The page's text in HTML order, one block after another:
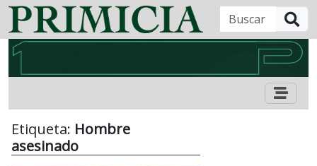
Etiqueta: Hombre
asesinado